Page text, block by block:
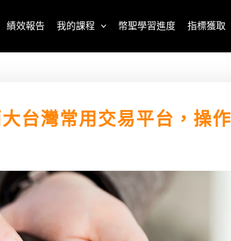
績效報告 我的課程 幣聖學習進度 指標獲取
台灣常用交易平台，操作